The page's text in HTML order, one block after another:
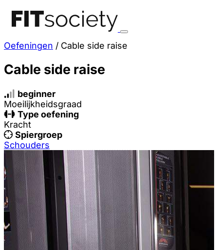
Oefeningen / Cable side raise
Cable side raise
beginner
Moeilijkheidsgraad
Type oefening
Kracht
Spiergroep
Schouders